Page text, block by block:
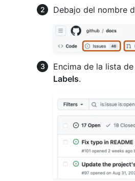
Debajo del nombre
Encima de la lista
Labels.